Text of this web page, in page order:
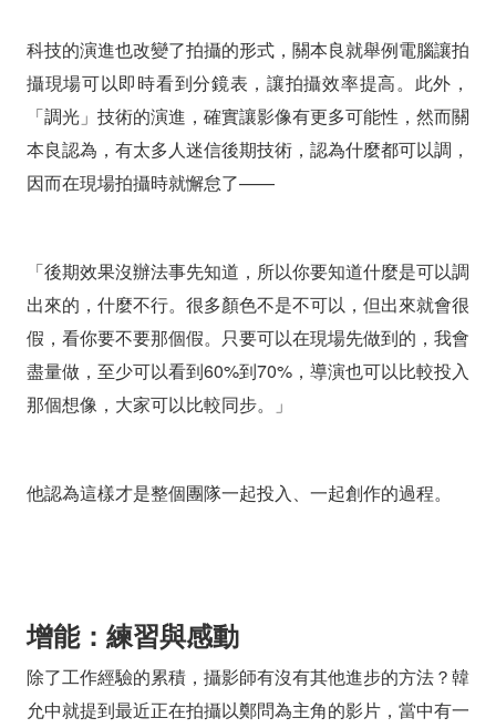
科技的演進也改變了拍攝的形式，關本良就舉例電腦讓拍
攝現場可以即時看到分鏡表，讓拍攝效率提高。此外，
「調光」技術的演進，確實讓影像有更多可能性，然而關
本良認為，有太多人迷信後期技術，認為什麼都可以調，
因而在現場拍攝時就懈怠了——
「後期效果沒辦法事先知道，所以你要知道什麼是可以調
出來的，什麼不行。很多顏色不是不可以，但出來就會很
假，看你要不要那個假。只要可以在現場先做到的，我會
盡量做，至少可以看到60%到70%，導演也可以比較投入
那個想像，大家可以比較同步。」
他認為這樣才是整個團隊一起投入、一起創作的過程。
增能：練習與感動
除了工作經驗的累積，攝影師有沒有其他進步的方法？韓
允中就提到最近正在拍攝以鄭問為主角的影片，當中有一